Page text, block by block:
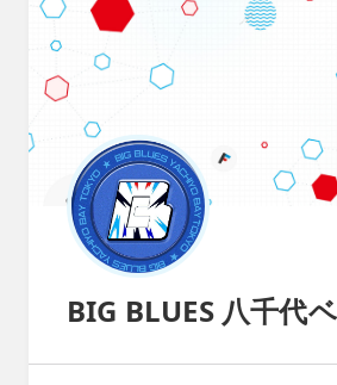
BIG BLUES 八千代